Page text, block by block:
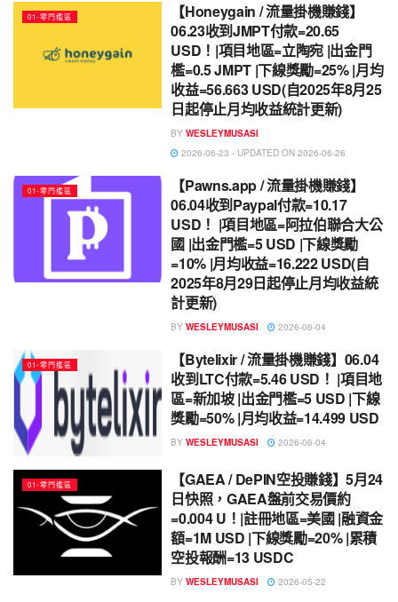
01-零門檻區
【Honeygain / 流量掛機賺錢】
06.23收到JMPT付款=20.65
USD！|項目地區=立陶宛 |出金門
檻=0.5 JMPT |下線獎勵=25% |月均
收益=56.663 USD(自2025年8月25
日起停止月均收益統計更新)
BY WESLEYMUSASI
2026-06-23 - UPDATED ON 2026-06-26
01-零門檻區
【Pawns.app / 流量掛機賺錢】
06.04收到Paypal付款=10.17
USD！ |項目地區=阿拉伯聯合大公
國 |出金門檻=5 USD |下線獎勵
=10% |月均收益=16.222 USD(自
2025年8月29日起停止月均收益統
計更新)
BY WESLEYMUSASI 2026-06-04
01-零門檻區
【Bytelixir / 流量掛機賺錢】06.04
收到LTC付款=5.46 USD！ |項目地
區=新加坡 |出金門檻=5 USD |下線
獎勵=50% |月均收益=14.499 USD
BY WESLEYMUSASI 2026-06-04
01-零門檻區
【GAEA / DePIN空投賺錢】5月24
日快照，GAEA盤前交易價約
=0.004 U！|註冊地區=美國 |融資金
額=1M USD |下線獎勵=20% |累積
空投報酬=13 USDC
BY WESLEYMUSASI 2026-05-22